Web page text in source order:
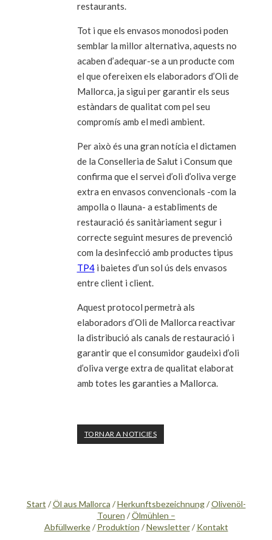
restaurants.
Tot i que els envasos monodosi poden
semblar la millor alternativa, aquests no
acaben d’adequar-se a un producte com
el que ofereixen els elaboradors d’Oli de
Mallorca, ja sigui per garantir els seus
estàndars de qualitat com pel seu
compromís amb el medi ambient.
Per això és una gran notícia el dictamen
de la Conselleria de Salut i Consum que
confirma que el servei d’oli d’oliva verge
extra en envasos convencionals -com la
ampolla o llauna- a establiments de
restauració és sanitàriament segur i
correcte seguint mesures de prevenció
com la desinfecció amb productes tipus
TP4i baietes d’un sol ús dels envasos
entre client i client.
Aquest protocol permetrà als
elaboradors d’Oli de Mallorca reactivar
la distribució als canals de restauració i
garantir que el consumidor gaudeixi d’oli
d’oliva verge extra de qualitat elaborat
amb totes les garanties a Mallorca.
TORNAR A NOTICIES
Start /Öl aus Mallorca /Herkunftsbezeichnung/Olivenöl-
Touren /Ölmühlen –
Abfüllwerke/ Produktion /Newsletter/ Kontakt